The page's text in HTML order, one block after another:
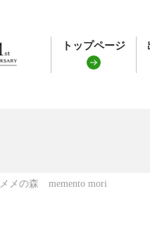
トップページ
メメの森 memento mori